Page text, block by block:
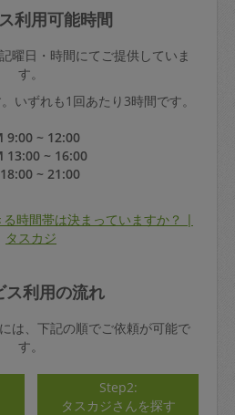
利用可能時間
曜日・時間にてご提供していま
す。
いずれも1回あたり3時間です。
9:00 ~ 12:00
13:00 ~ 16:00
~ 21:00
時間帯は決まっていますか？ |
タスカジ
ス利用の流れ
は、下記の順でご依頼が可能で
す。
Step2:
タスカジさんを探す